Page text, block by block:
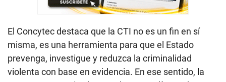
El Concytec destaca que la CTI no es un fin en sí
misma, es una herramienta para que el Estado
prevenga, investigue y reduzca la criminalidad
violenta con base en evidencia. En ese sentido, la